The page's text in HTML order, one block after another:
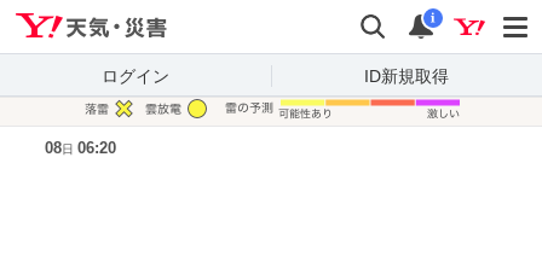
検索 通知
i
ログイン ID新規取得
08日 06:20